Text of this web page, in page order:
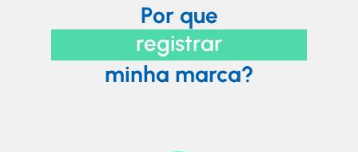
Por que
registrar
minha marca?